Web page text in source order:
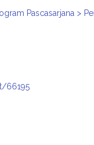
Pascasarjana >
66195